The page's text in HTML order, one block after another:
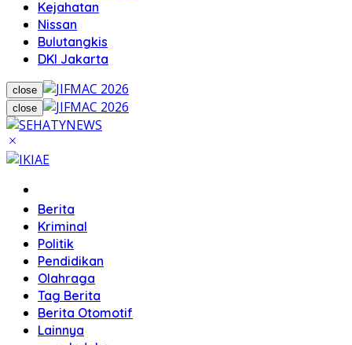
Kejahatan
Nissan
Bulutangkis
DKI Jakarta
close
close
Berita
Kriminal
Politik
Pendidikan
Olahraga
Tag Berita
Berita Otomotif
Lainnya